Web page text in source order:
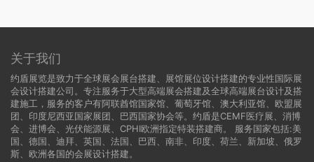
关于我们
约盾展览是致力于全球展会展台搭建、展馆展位设计搭建的专业性国际展
会设计搭建公司。专注服务于大型高端展会搭建及全球高端展台设计及搭
建施工，服务的客户有阿联酋馆国家馆、葡萄牙馆、澳大利亚馆、欧盟展
团、印度尼西亚国家展团、巴西国家协会等。约盾是CEMF医疗展、消博
会、进博会、光伏能源展、CPHI欧洲指定特装搭建商。 服务国家包括:美
国、 德国、迪拜、英国、法国、巴西、南非、印度、荷兰、新加坡、俄罗
斯、欧洲各国的会展设计搭建。